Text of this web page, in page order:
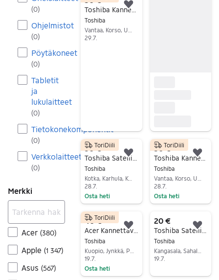
(0)
Ohjelmistot
(0)
Pöytäkoneet
(0)
Tabletit
ja
lukulaitteet
(0)
Tietokonekomponentit
(0)
Verkkolaitteet
(0)
Merkki
Acer (380)
Apple (1 347)
Asus (567)
Toshiba
29.7.
30 €
Toshiba
Kotka, Karhula, Kymenlaakso
28.7.
Osta heti
ToriDiili
Lisää suosikiksi.
50 €
Toshiba
28.7.
Osta heti
ToriDiili
40 €
Toshiba
19.7.
Osta heti
ToriDiili
Lisää suosikiksi.
20 €
Toshiba
19.7.